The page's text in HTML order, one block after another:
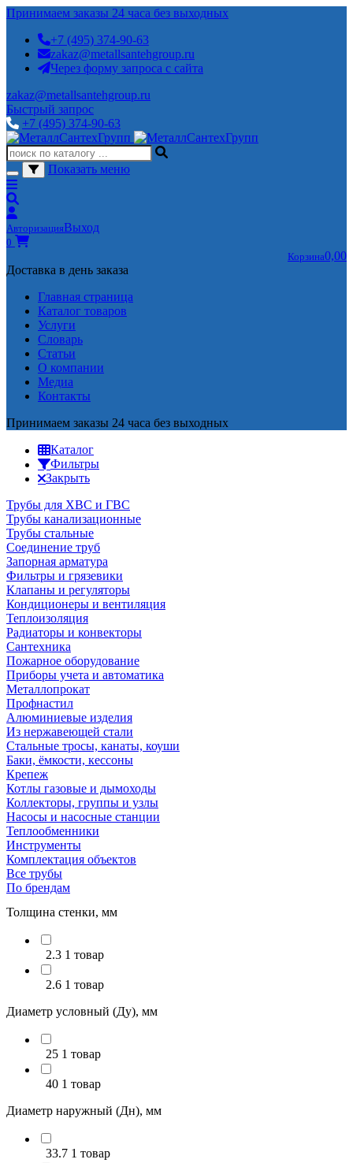
Принимаем заказы 24 часа без выходных
+7 (495) 374-90-63
zakaz@metallsantehgroup.ru
Через форму запроса с сайта
zakaz@metallsantehgroup.ru
Быстрый запрос
+7 (495) 374-90-63
Показать меню
АвторизацияВыход
0
Корзина0,00
Доставка в день заказа
Главная страница
Каталог товаров
Услуги
Словарь
Статьи
О компании
Медиа
Контакты
Принимаем заказы 24 часа без выходных
Каталог
Фильтры
Закрыть
Трубы для ХВС и ГВС
Трубы канализационные
Трубы стальные
Соединение труб
Запорная арматура
Фильтры и грязевики
Клапаны и регуляторы
Кондиционеры и вентиляция
Теплоизоляция
Радиаторы и конвекторы
Сантехника
Пожарное оборудование
Приборы учета и автоматика
Металлопрокат
Профнастил
Алюминиевые изделия
Из нержавеющей стали
Стальные тросы, канаты, коуши
Баки, ёмкости, кессоны
Крепеж
Котлы газовые и дымоходы
Коллекторы, группы и узлы
Насосы и насосные станции
Теплообменники
Инструменты
Комплектация объектов
Все трубы
По брендам
Толщина стенки, мм
2.3 1 товар
2.6 1 товар
Диаметр условный (Ду), мм
25 1 товар
40 1 товар
Диаметр наружный (Дн), мм
33.7 1 товар